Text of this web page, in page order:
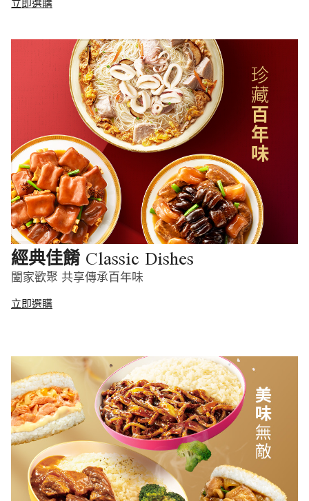
立即選購
經典佳餚 Classic Dishes
闔家歡聚 共享傳承百年味
立即選購